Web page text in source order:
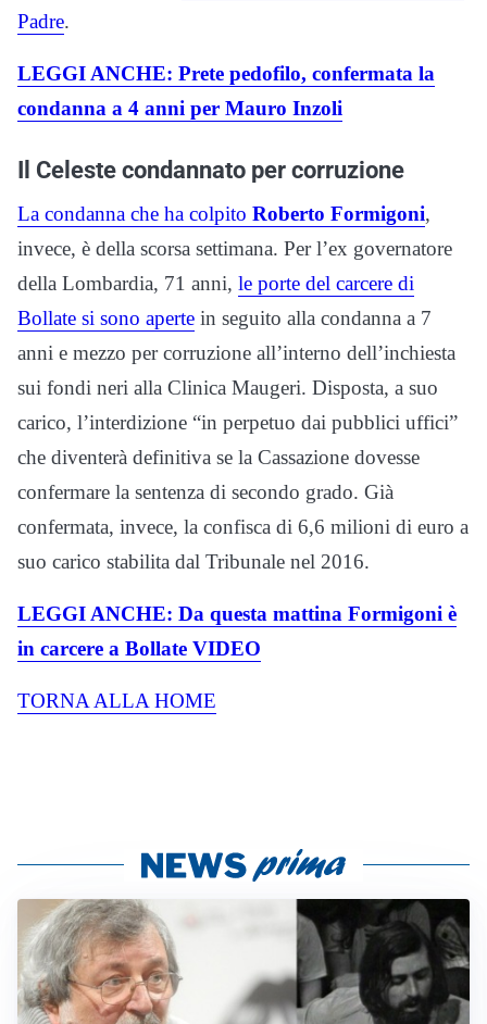
Padre.
LEGGI ANCHE: Prete pedofilo, confermata la
condanna a 4 anni per Mauro Inzoli
Il Celeste condannato per corruzione
La condanna che ha colpito Roberto Formigoni,
invece, è della scorsa settimana. Per l’ex governatore
della Lombardia, 71 anni, le porte del carcere di
Bollate si sono aperte in seguito alla condanna a 7
anni e mezzo per corruzione all’interno dell’inchiesta
sui fondi neri alla Clinica Maugeri. Disposta, a suo
carico, l’interdizione “in perpetuo dai pubblici uffici”
che diventerà definitiva se la Cassazione dovesse
confermare la sentenza di secondo grado. Già
confermata, invece, la confisca di 6,6 milioni di euro a
suo carico stabilita dal Tribunale nel 2016.
LEGGI ANCHE: Da questa mattina Formigoni è
in carcere a Bollate VIDEO
TORNA ALLA HOME